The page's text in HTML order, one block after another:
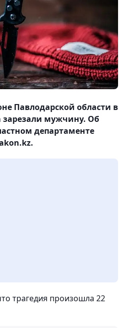
Павлодарской области в
зарезали мужчину. Об
департаменте
трагедия произошла 22